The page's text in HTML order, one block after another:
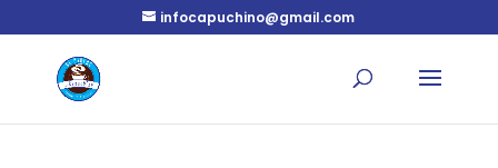
infocapuchino@gmail.com